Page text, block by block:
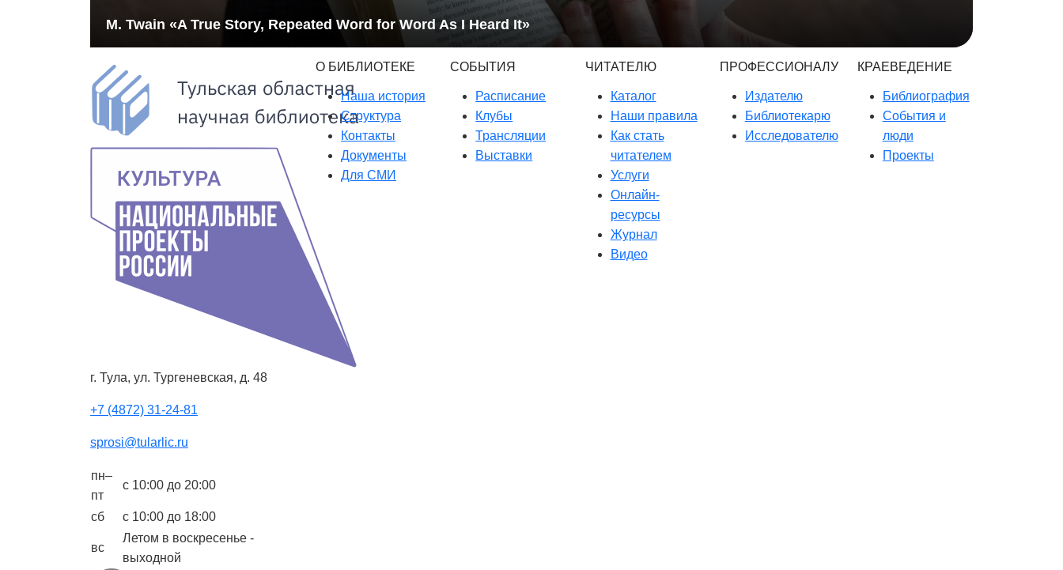
M. Twain «A True Story, Repeated Word for Word As I Heard It»
г. Тула, ул. Тургеневская, д. 48
+7 (4872) 31-24-81
sprosi@tularlic.ru
пн–
пт
с 10:00 до 20:00
сб с 10:00 до 18:00
вс
Летом в воскресенье -
выходной
О БИБЛИОТЕКЕ
Наша история
Структура
Контакты
Документы
Для СМИ
СОБЫТИЯ
Расписание
Клубы
Трансляции
Выставки
ЧИТАТЕЛЮ
Каталог
Наши правила
Как стать
читателем
Услуги
Онлайн-
ресурсы
Журнал
Видео
ПРОФЕССИОНАЛУ
Издателю
Библиотекарю
Исследователю
КРАЕВЕДЕНИЕ
Библиография
События и
люди
Проекты